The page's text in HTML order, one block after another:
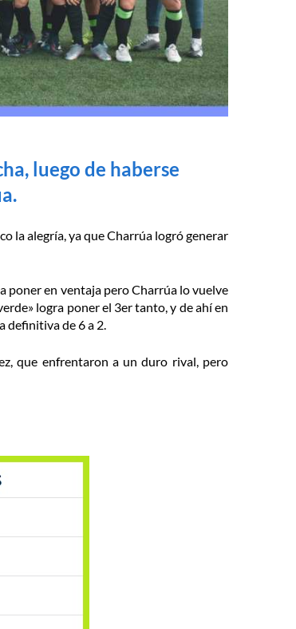
luego de haberse
la alegría, ya que Charrúa logró generar
poner en ventaja pero Charrúa lo vuelve
logra poner el 3er tanto, y de ahí en
definitiva de 6 a 2.
que enfrentaron a un duro rival, pero